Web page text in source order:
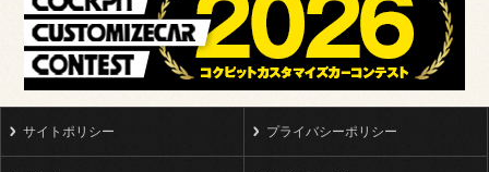
サイトポリシー プライバシーポリシー